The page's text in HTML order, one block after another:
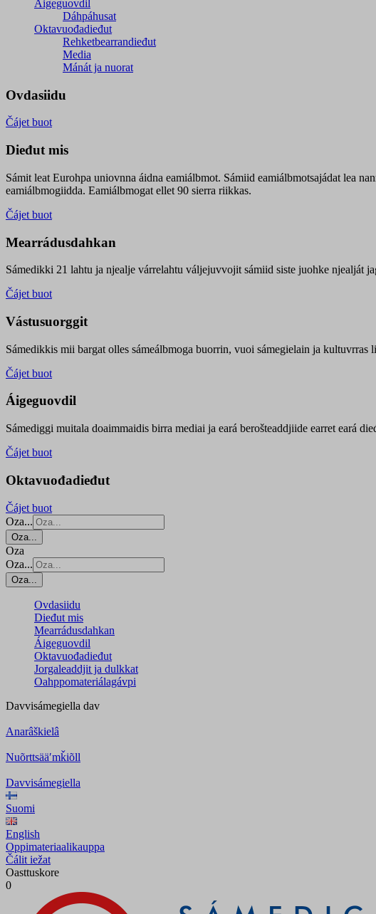
Áigeguovdil
Dáhpáhusat
Oktavuođadieđut
Rehketbearrandieđut
Media
Mánát ja nuorat
Ovdasiidu
Čájet buot
Dieđut mis
Sámit leat Eurohpa uniovnna áidna eamiálbmot. Sámiid eamiálbmotsajádat lea
eamiálbmogiidda. Eamiálbmogat ellet 90 sierra riikkas.
Čájet buot
Mearrádusdahkan
Sámedikki 21 lahtu ja njealje várrelahtu váljejuvvojit sámiid siste juohke
Čájet buot
Vástusuorggit
Sámedikkis mii bargat olles sámeálbmoga buorrin, vuoi sámegielain ja kultuvrras
Čájet buot
Áigeguovdil
Sámediggi muitala doaimmaidis birra mediai ja eará berošteaddjiide earret eará
Čájet buot
Oktavuođadieđut
Čájet buot
Oza...
Oza...
Oza
Oza...
Oza...
Ovdasiidu
Dieđut mis
Mearrádusdahkan
Áigeguovdil
Oktavuođadieđut
Jorgaleaddjit ja dulkkat
Oahppomateriálagávpi
Davvisámegiella dav
Anarâškielâ
Nuõrttsääʹmǩiõll
Davvisámegiella
Suomi
English
Oppimateriaalikauppa
Čálit iežat
Oasttuskore
0